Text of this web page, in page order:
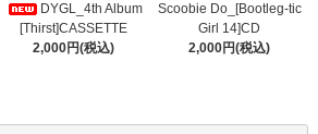
DYGL_4th Album
[Thirst]CASSETTE
2,000円(税込)
Scoobie Do_[Bootleg-tic
Girl 14]CD
2,000円(税込)